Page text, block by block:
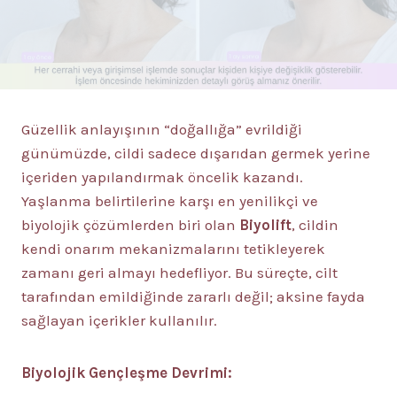
Güzellik anlayışının “doğallığa” evrildiği
günümüzde, cildi sadece dışarıdan germek yerine
içeriden yapılandırmak öncelik kazandı.
Yaşlanma belirtilerine karşı en yenilikçi ve
biyolojik çözümlerden biri olan Biyolift, cildin
kendi onarım mekanizmalarını tetikleyerek
zamanı geri almayı hedefliyor. Bu süreçte, cilt
tarafından emildiğinde zararlı değil; aksine fayda
sağlayan içerikler kullanılır.
Biyolojik Gençleşme Devrimi: